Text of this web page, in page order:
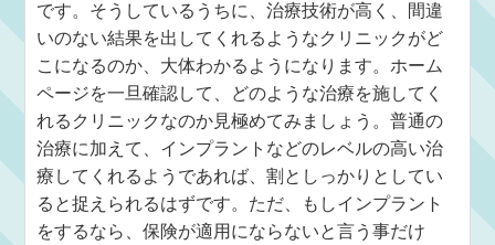
です。そうしているうちに、治療技術が高く、間違
いのない結果を出してくれるようなクリニックがど
こになるのか、大体わかるようになります。ホーム
ページを一旦確認して、どのような治療を施してく
れるクリニックなのか見極めてみましょう。普通の
治療に加えて、インプラントなどのレベルの高い治
療してくれるようであれば、割としっかりとしてい
ると捉えられるはずです。ただ、もしインプラント
をするなら、保険が適用にならないと言う事だけ